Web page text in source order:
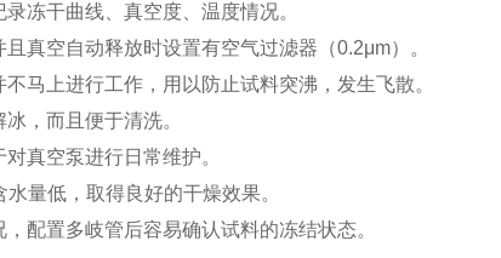
冻干曲线、真空度、温度情况。
真空自动释放时设置有空气过滤器（0.2μm）。
马上进行工作，用以防止试料突沸，发生飞散。
，而且便于清洗。
真空泵进行日常维护。
量低，取得良好的干燥效果。
配置多岐管后容易确认试料的冻结状态。